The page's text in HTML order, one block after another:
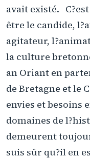
avait existé.
être le candide,
agitateur,
la culture
an Oriant en
de Bretagne et le
envies et besoins
domaines de
demeurent
suis sûr qu?il en